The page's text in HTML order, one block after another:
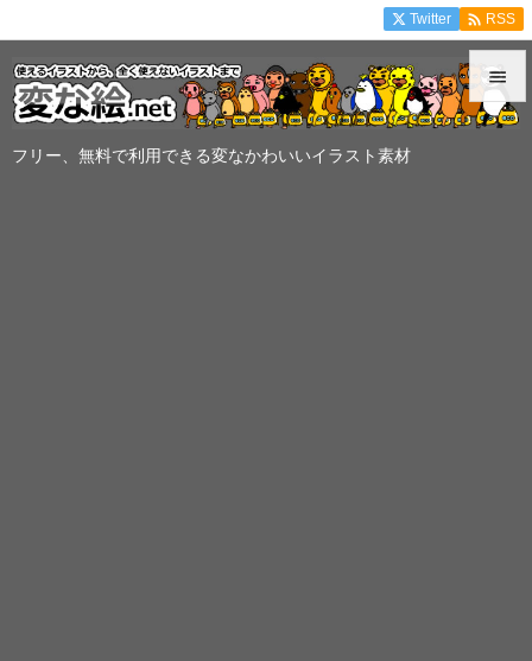
フリー、無料で利用できる変なかわいいイラスト素材


Twitter  RSS